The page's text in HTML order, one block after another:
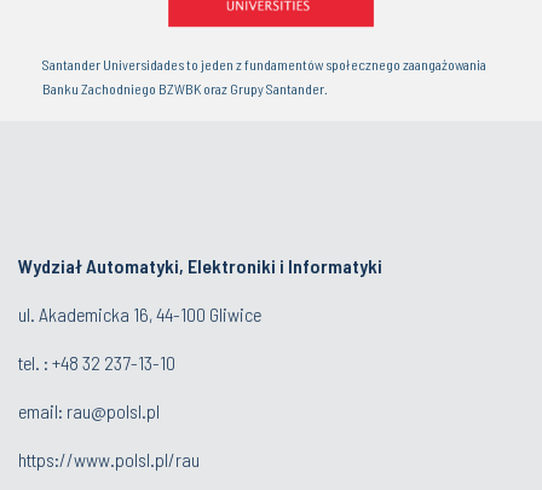
Santander Universidades to jeden z fundamentów społecznego zaangażowania
Banku Zachodniego BZWBK oraz Grupy Santander.
Wydział Automatyki, Elektroniki i Informatyki
ul. Akademicka 16, 44-100 Gliwice
tel. : +48 32 237-13-10
email: rau@polsl.pl
https://www.polsl.pl/rau